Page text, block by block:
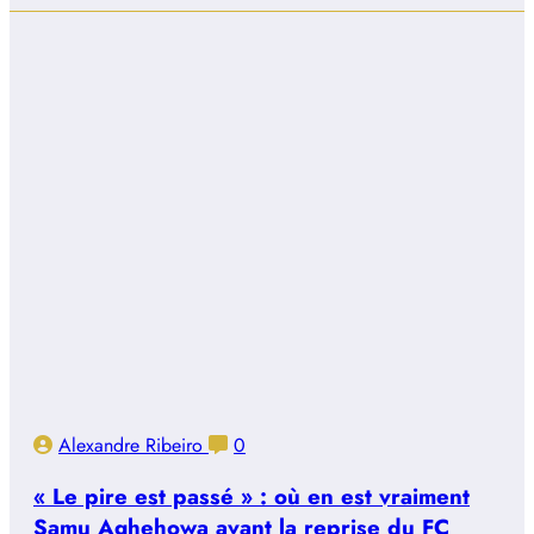
Alexandre Ribeiro 0
« Le pire est passé » : où en est vraiment
Samu Aghehowa avant la reprise du FC